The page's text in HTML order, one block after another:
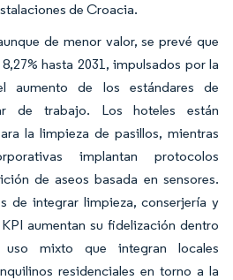
de Croacia.
de menor valor, se prevé que
hasta 2031, impulsados por la
aumento de los estándares de
de trabajo. Los hoteles están
la limpieza de pasillos, mientras
implantan protocolos
de aseos basada en sensores.
de integrar limpieza, conserjería y
aumentan su fidelización dentro
mixto que integran locales
residenciales en torno a la